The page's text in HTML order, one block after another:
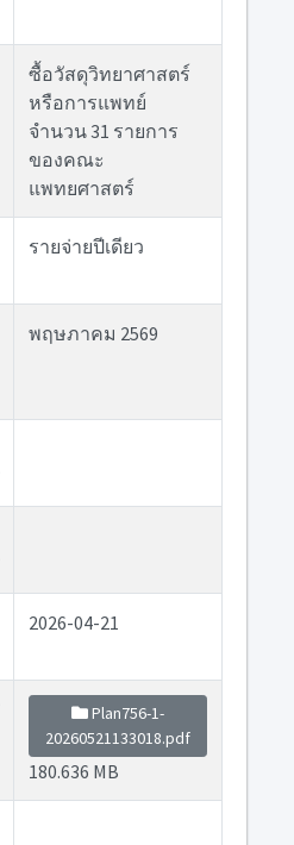
ซื้อวัสดุวิทยาศาสตร์
หรือการแพทย์
จำนวน 31 รายการ
ของคณะ
แพทยศาสตร์
รายจ่ายปีเดียว
พฤษภาคม 2569
2026-04-21
Plan756-1-
20260521133018.pdf
180.636 MB